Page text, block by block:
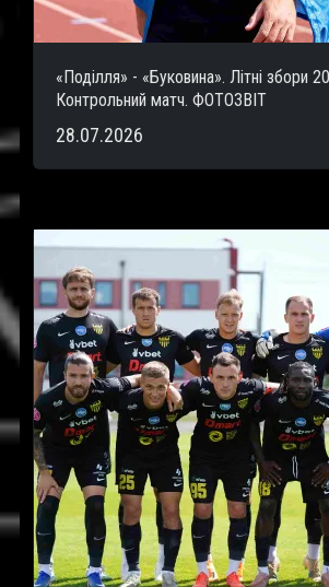
«Поділля» - «Буковина». Літні збори
Контрольний матч. ФОТОЗВІТ
28.07.2026